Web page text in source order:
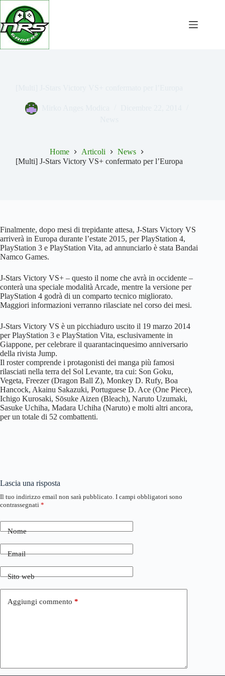
Salta
contenuto
Home Articoli
News
[Multi] J-Stars Victory VS+ confermato per l’Europa
Finalmente, dopo mesi di trepidante attesa, J-Stars Victory VS
arriverà in Europa durante l’estate 2015, per PlayStation 4,
PlayStation 3 e PlayStation Vita, ad annunciarlo è stata Bandai
Namco Games.
J-Stars Victory VS+ – questo il nome che avrà in occidente –
conterà una speciale modalità Arcade, mentre la versione per
PlayStation 4 godrà di un comparto tecnico migliorato.
Maggiori informazioni verranno rilasciate nel corso dei mesi.
J-Stars Victory VS è un picchiaduro uscito il 19 marzo 2014
per PlayStation 3 e PlayStation Vita, esclusivamente in
Giappone, per celebrare il quarantacinquesimo anniversario
della rivista Jump.
Il roster comprende i protagonisti dei manga più famosi
rilasciati nella terra del Sol Levante, tra cui: Son Goku,
Vegeta, Freezer (Dragon Ball Z), Monkey D. Rufy, Boa
Hancock, Akainu Sakazuki, Portuguese D. Ace (One Piece),
Ichigo Kurosaki, Sōsuke Aizen (Bleach), Naruto Uzumaki,
Sasuke Uchiha, Madara Uchiha (Naruto) e molti altri ancora,
per un totale di 52 combattenti.
Lascia una risposta
Il tuo indirizzo email non sarà pubblicato. I campi obbligatori sono
contrassegnati *
Nome
Email
Sito web
Aggiungi commento *